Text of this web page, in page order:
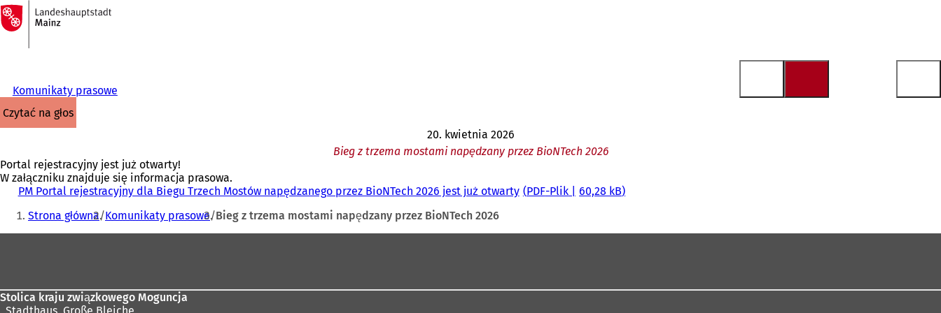
Przejdź do treści
Do
strony
głównej
Komunikaty prasowe
czytać na głos
20. kwietnia 2026
Bieg z trzema mostami napędzany przez BioNTech 2026
Portal rejestracyjny jest już otwarty!
W załączniku znajduje się informacja prasowa.
PM Portal rejestracyjny dla Biegu Trzech Mostów napędzanego przez BioNTech 2026 jest już otwarty
PDF-Plik 60,28 kB
Jesteś
tutaj:
Strona główna Komunikaty prasowe Bieg z trzema mostami napędzany przez BioNTech 2026
Stolica kraju związkowego Moguncja